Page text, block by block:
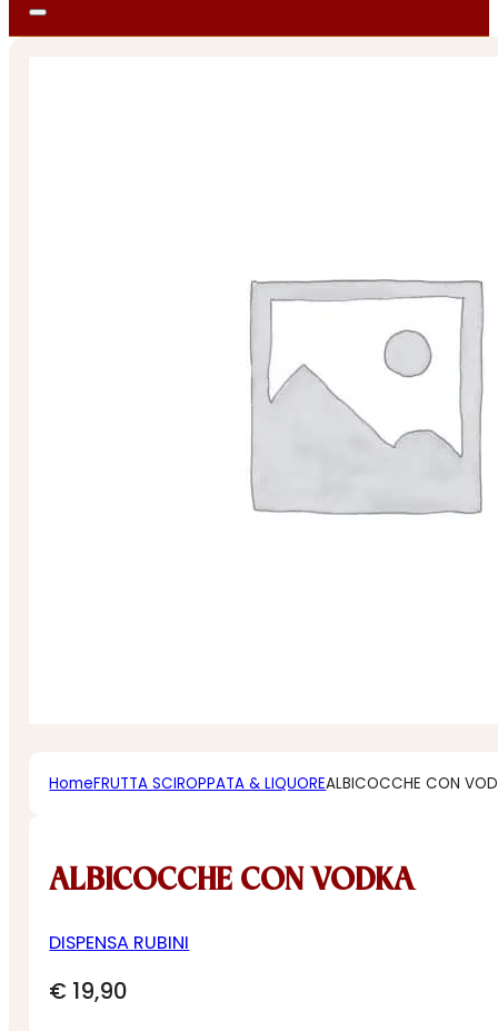
HomeFRUTTA SCIROPPATA & LIQUOREALBICOCCHE CON
ALBICOCCHE CON VODKA
DISPENSA RUBINI
€ 19,90